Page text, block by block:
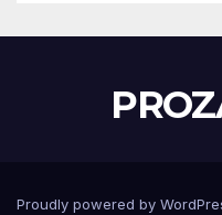
Proudly powered by